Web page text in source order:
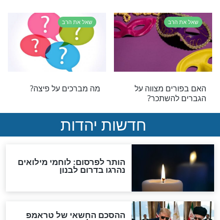
פסולה טעונה
שאל את הרב
של אי נעימות?